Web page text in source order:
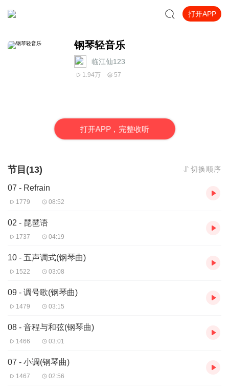
打开APP
钢琴轻音乐
临江仙123
1.94万 57
打开APP，完整收听
节目(13) 切换顺序
07 - Refrain
1779 08:52
02 - 琵琶语
1737 04:19
10 - 五声调式(钢琴曲)
1522 03:08
09 - 调号歌(钢琴曲)
1479 03:15
08 - 音程与和弦(钢琴曲)
1466 03:01
07 - 小调(钢琴曲)
1467 02:56